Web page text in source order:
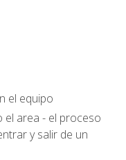
el equipo
el area - el proceso
y salir de un